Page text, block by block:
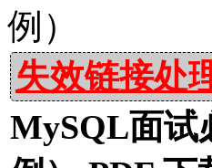
例）
失效链接处
MySQL面试